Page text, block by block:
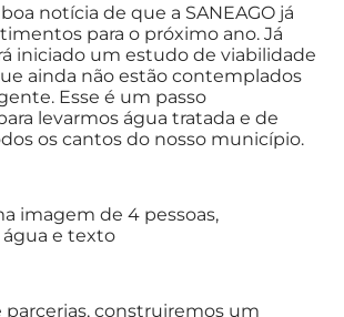
notícia de que a SANEAGO já
para o próximo ano. Já
iniciado um estudo de viabilidade
ainda não estão contemplados
Esse é um passo
levarmos água tratada e de
os cantos do nosso município.
parcerias, construiremos um